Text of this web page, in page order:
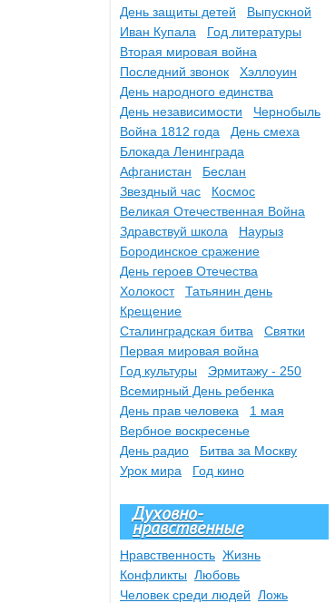
День защиты детей
Выпускной
Иван Купала
Год литературы
Вторая мировая война
Последний звонок
Хэллоуин
День народного единства
День независимости
Чернобыль
Война 1812 года
День смеха
Блокада Ленинграда
Афганистан
Беслан
Звездный час
Космос
Великая Отечественная Война
Здравствуй школа
Наурыз
Бородинское сражение
День героев Отечества
Холокост
Татьянин день
Крещение
Сталинградская битва
Святки
Первая мировая война
Год культуры
Эрмитажу - 250
Всемирный День ребенка
День прав человека
1 мая
Вербное воскресенье
День радио
Битва за Москву
Урок мира
Год кино
Духовно-
нравственные
Нравственность Жизнь
Конфликты Любовь
Человек среди людей Ложь